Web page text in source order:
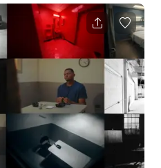
disponible par téléphone
de votre réservation. Ce
3000 pieds carrés conçu pour
La scène présente des